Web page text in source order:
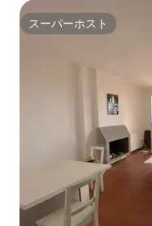
スーパーホスト
スーパーホスト